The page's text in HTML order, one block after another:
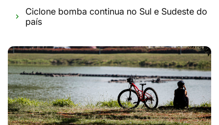
Ciclone bomba continua no Sul e Sudeste do
país